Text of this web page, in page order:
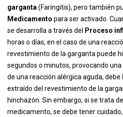
garganta (Faringitis), pero también
Medicamento para ser activado.
se desarrolla a través del
Proceso
horas o días, en el caso de una
revestimiento de la garganta puede
segundos o minutos, provocando una
de una reacción alérgica aguda, debe
extraído del revestimiento de la
hinchazón. Sin embargo, si se trata
medicamento, se debe tener